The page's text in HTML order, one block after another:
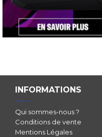
INFORMATIONS
Qui sommes-nous ?
Conditions de vente
Mentions Légales